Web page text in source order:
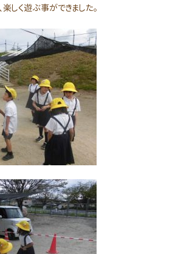
しく遊ぶ事ができました。